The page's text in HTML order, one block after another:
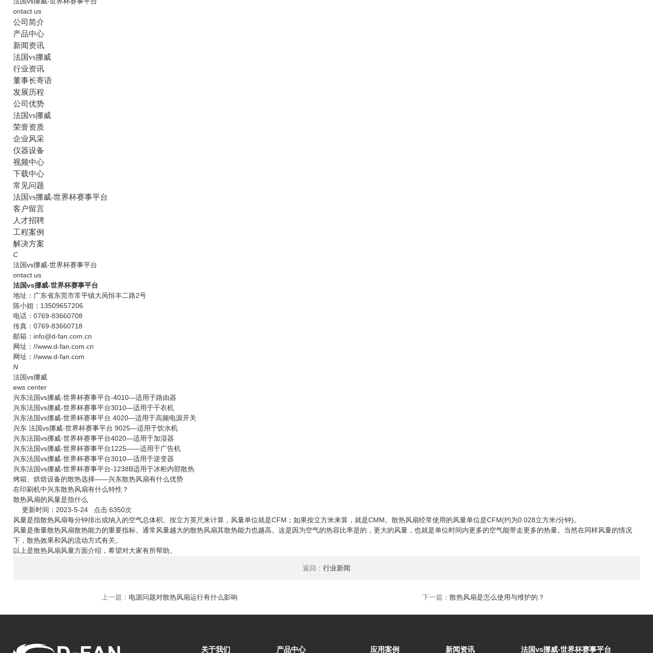
ontact us
公司简介
产品中心
新闻资讯
法国vs挪威
行业资讯
董事长寄语
发展历程
公司优势
法国vs挪威
荣誉资质
企业风采
仪器设备
视频中心
下载中心
常见问题
法国vs挪威-世界杯赛事平台
客户留言
人才招聘
工程案例
解决方案
C
法国vs挪威-世界杯赛事平台
ontact us
法国vs挪威-世界杯赛事平台
地址：广东省东莞市常平镇大呙恒丰二路2号
陈小姐：13509657206
电话：0769-83660708
传真：0769-83660718
邮箱：info@d-fan.com.cn
网址：//www.d-fan.com.cn
网址：//www.d-fan.com
N
法国vs挪威
ews center
兴东法国vs挪威-世界杯赛事平台-4010—适用于路由器
兴东法国vs挪威-世界杯赛事平台3010—适用于干衣机
兴东法国vs挪威-世界杯赛事平台 4020—适用于高频电源开关
兴东 法国vs挪威-世界杯赛事平台 9025—适用于饮水机
兴东法国vs挪威-世界杯赛事平台4020—适用于加湿器
兴东法国vs挪威-世界杯赛事平台1225——适用于广告机
兴东法国vs挪威-世界杯赛事平台3010—适用于逆变器
兴东法国vs挪威-世界杯赛事平台-1238B适用于冰柜内部散热
烤箱、烘焙设备的散热选择——兴东散热风扇有什么优势
在印刷机中兴东散热风扇有什么特性？
散热风扇的风量是指什么
更新时间：2023-5-24 点击:6350次
风量是指散热风扇每分钟排出或纳入的空气总体积。按立方英尺来计算，风量单位就是CFM；如果按立方米来算，就是CMM。散热风扇经常使用的风量单位是CFM(约为0.028立方米/分钟)。
风量是衡量散热风扇散热能力的重要指标。通常风量越大的散热风扇其散热能力也越高。这是因为空气的热容比率是的，更大的风量，也就是单位时间内更多的空气能带走更多的热量。当然在同样风量的情况
下，散热效果和风的流动方式有关。
以上是散热风扇风量方面介绍，希望对大家有所帮助。
返回： 行业新闻
上一篇： 电源问题对散热风扇运行有什么影响 下一篇： 散热风扇是怎么使用与维护的？
关于我们 产品中心 应用案例 新闻资讯 法国vs挪威-世界杯赛事平台